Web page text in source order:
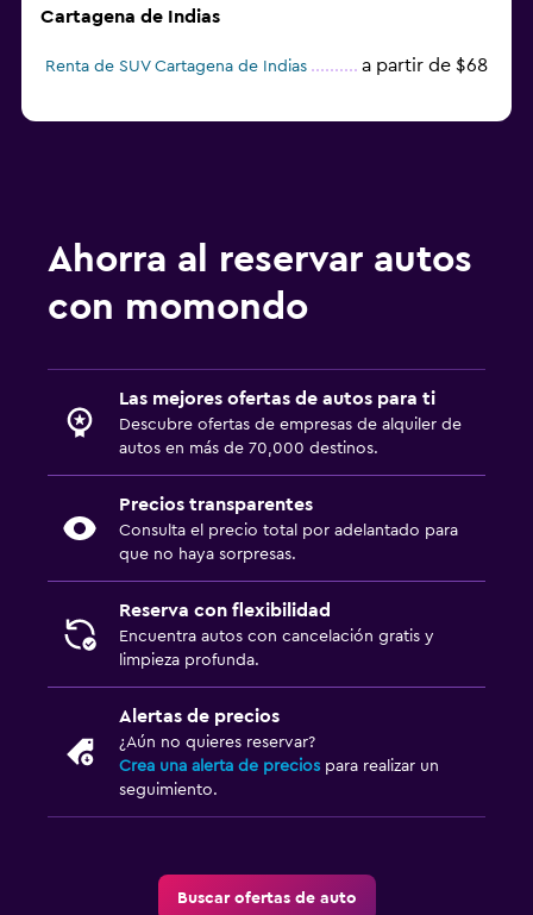
Cartagena de Indias
Renta de SUV Cartagena de Indias a partir de $68
Ahorra al reservar autos
con momondo
Las mejores ofertas de autos para ti
Descubre ofertas de empresas de alquiler de
autos en más de 70,000 destinos.
Precios transparentes
Consulta el precio total por adelantado para
que no haya sorpresas.
Reserva con flexibilidad
Encuentra autos con cancelación gratis y
limpieza profunda.
Alertas de precios
¿Aún no quieres reservar?
Crea una alerta de precios para realizar un
seguimiento.
Buscar ofertas de auto